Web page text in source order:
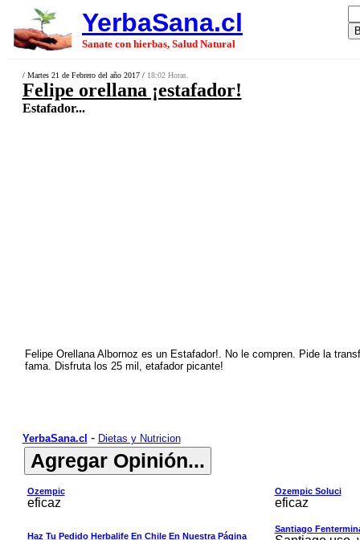
YerbaSana.cl
Sanate con hierbas, Salud Natural
/ Martes 21 de Febrero del año 2017 / 18:02 Horas.
Felipe orellana ¡estafador!
Estafador...
Felipe Orellana Albornoz es un Estafador!. No le compren. Pide la
fama. Disfruta los 25 mil, etafador picante!
YerbaSana.cl - Dietas y Nutricion
Ozempic
eficaz
Ozempic Soluci
eficaz
Haz Tu Pedido Herbalife En Chile En Nuestra Página
Santiago